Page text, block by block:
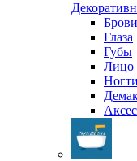
Брови
Глаза
Губы
Лицо
Ногти